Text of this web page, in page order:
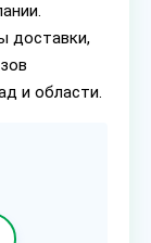
доставки,
и области.